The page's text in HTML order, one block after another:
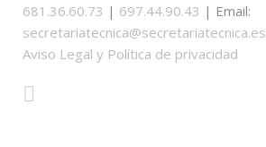
681.36.60.73 | 697.44.90.43 | Email:
secretariatecnica@secretariatecnica.es
Aviso Legal y Política de privacidad